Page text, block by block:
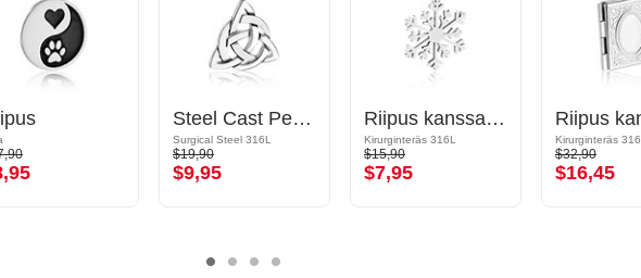
Steel Cast Pendant
Surgical Steel 316L
$19,90
$9,95
Riipus kanssa lumihiutaledesign
Kirurginteräs 316L
$15,90
$7,95
Kirurginteräs
$32,90
$16,45